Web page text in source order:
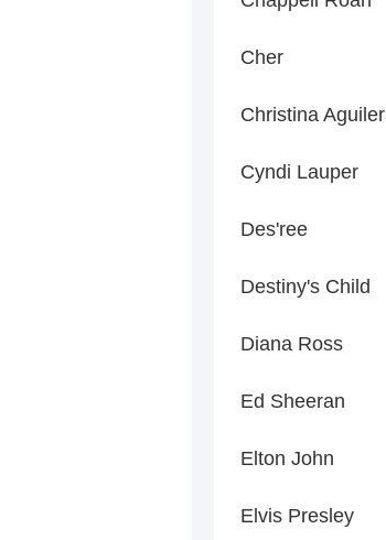
Cher
Christina
Cyndi Lauper
Des'ree
Destiny's Child
Diana Ross
Ed Sheeran
Elton John
Elvis Presley